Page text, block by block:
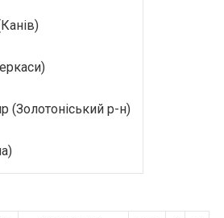
(Золотоніський р-н)